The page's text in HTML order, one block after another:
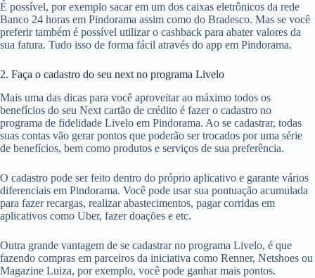
É possível, por exemplo sacar em um dos caixas eletrônicos da rede
Banco 24 horas em Pindorama assim como do Bradesco. Mas se você
preferir também é possível utilizar o cashback para abater valores da
sua fatura. Tudo isso de forma fácil através do app em Pindorama.
2. Faça o cadastro do seu next no programa Livelo
Mais uma das dicas para você aproveitar ao máximo todos os
benefícios do seu Next cartão de crédito é fazer o cadastro no
programa de fidelidade Livelo em Pindorama. Ao se cadastrar, todas
suas contas vão gerar pontos que poderão ser trocados por uma série
de benefícios, bem como produtos e serviços de sua preferência.
O cadastro pode ser feito dentro do próprio aplicativo e garante vários
diferenciais em Pindorama. Você pode usar sua pontuação acumulada
para fazer recargas, realizar abastecimentos, pagar corridas em
aplicativos como Uber, fazer doações e etc.
Outra grande vantagem de se cadastrar no programa Livelo, é que
fazendo compras em parceiros da iniciativa como Renner, Netshoes ou
Magazine Luiza, por exemplo, você pode ganhar mais pontos.